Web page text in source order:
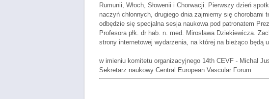
Rumunii, Włoch, Słowenii i Chorwacji. Pierwszy dzień
naczyń chłonnych, drugiego dnia zajmiemy się
odbędzie się specjalna sesja naukowa pod patronatem
Profesora płk. dr hab. n. med. Mirosława Dziekiewicza.
strony internetowej wydarzenia, na której na bieżąco
w imieniu komitetu organizacyjnego 14th CEVF - Michał
Sekretarz naukowy Central European Vascular Forum